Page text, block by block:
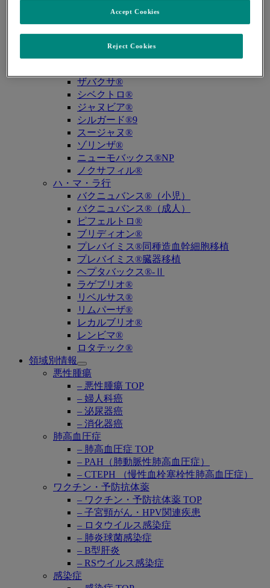
キイトルーダ®（MSI-High結腸・直腸癌）
キャップバックス®
キュビシン®
ザバクサ®
シベクトロ®
ジャヌビア®
シルガード®9
スージャヌ®
ゾリンザ®
ニューモバックス®NP
ノクサフィル®
ハ・マ・ラ行
バクニュバンス®（小児）
バクニュバンス®（成人）
ピフェルトロ®
ブリディオン®
プレバイミス®同種造血幹細胞移植
プレバイミス®臓器移植
ヘプタバックス®-Ⅱ
ラゲブリオ®
リベルサス®
リムパーザ®
レカルブリオ®
レンビマ®
ロタテック®
領域別情報
Open
submenu
悪性腫瘍
– 悪性腫瘍 TOP
– 婦人科癌
– 泌尿器癌
– 消化器癌
肺高血圧症
– 肺高血圧症 TOP
– PAH（肺動脈性肺高血圧症）
– CTEPH （慢性血栓塞栓性肺高血圧症）
ワクチン・予防抗体薬
– ワクチン・予防抗体薬 TOP
– 子宮頸がん・HPV関連疾患
– ロタウイルス感染症
– 肺炎球菌感染症
– B型肝炎
– RSウイルス感染症
感染症
Reject Cookies
Accept Cookies